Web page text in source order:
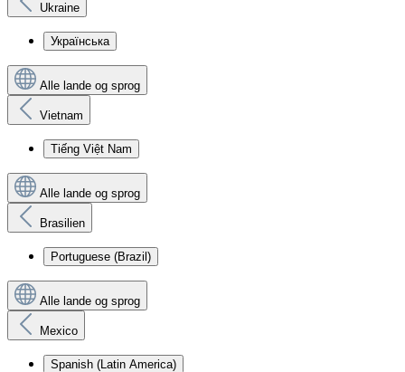
Ukraine
Українська
Alle lande og sprog
Vietnam
Tiếng Việt Nam
Alle lande og sprog
Brasilien
Portuguese (Brazil)
Alle lande og sprog
Mexico
Spanish (Latin America)